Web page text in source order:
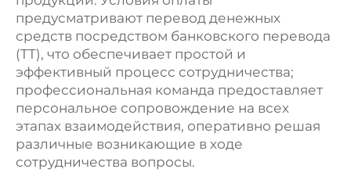
предусматривают перевод денежных
средств посредством банковского перевода
(TT), что обеспечивает простой и
эффективный процесс сотрудничества;
профессиональная команда предоставляет
персональное сопровождение на всех
этапах взаимодействия, оперативно решая
различные возникающие в ходе
сотрудничества вопросы.